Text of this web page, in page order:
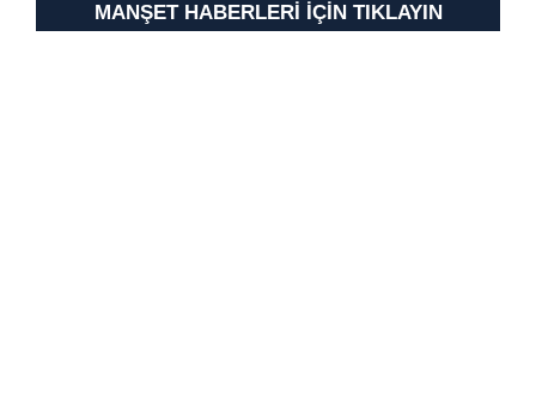
MANŞET HABERLERİ İÇİN TIKLAYIN